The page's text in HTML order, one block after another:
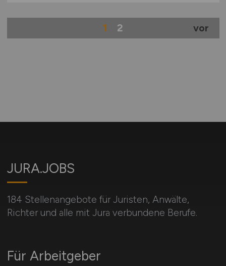
1 2 vor
JURA.JOBS
184 Stellenangebote für Juristen, Anwälte,
Richter und alle mit Jura verbundene Berufe.
Für Arbeitgeber